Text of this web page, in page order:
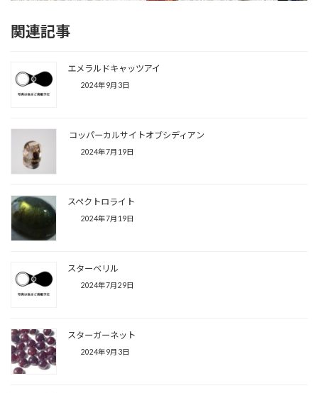
関連記事
エメラルドキャッツアイ
2024年9月3日
コッパーカルサイトオブシディアン
2024年7月19日
スペクトロライト
2024年7月19日
スターベリル
2024年7月29日
スターガーネット
2024年9月3日